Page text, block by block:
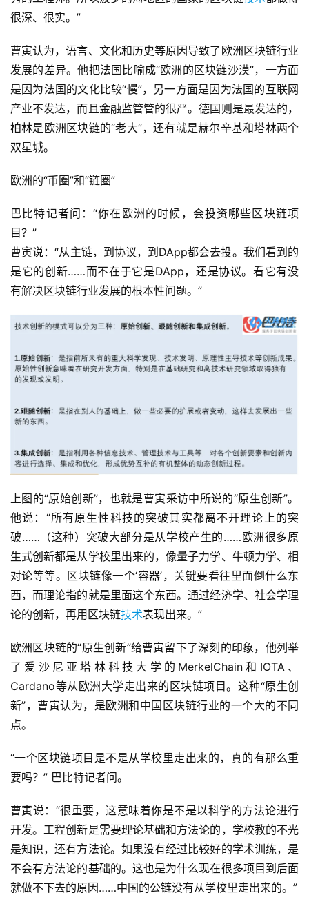
很深、很实。”
曹寅认为，语言、文化和历史等原因导致了欧洲区块链行业
发展的差异。他把法国比喻成“欧洲的区块链沙漠”，一方面
是因为法国的文化比较“慢”，另一方面是因为法国的互联网
产业不发达，而且金融监管管的很严。德国则是最发达的，
柏林是欧洲区块链的“老大”，还有就是赫尔辛基和塔林两个
双星城。
欧洲的“币圈”和“链圈”
巴比特记者问：“你在欧洲的时候，会投资哪些区块链项
目？”
曹寅说：“从主链，到协议，到DApp都会去投。我们看到的
是它的创新……而不在于它是DApp，还是协议。看它有没
有解决区块链行业发展的根本性问题。”
上图的“原始创新”，也就是曹寅采访中所说的“原生创新”。
他说：“所有原生性科技的突破其实都离不开理论上的突
破……（这种）突破大部分是从学校产生的……欧洲很多原
生式创新都是从学校里出来的，像量子力学、牛顿力学、相
对论等等。区块链像一个‘容器’，关键要看往里面倒什么东
西，而理论指的就是里面这个东西。通过经济学、社会学理
论的创新，再用区块链技术表现出来。”
欧洲区块链的“原生创新”给曹寅留下了深刻的印象，他列举
了爱沙尼亚塔林科技大学的MerkelChain和IOTA、
Cardano等从欧洲大学走出来的区块链项目。这种“原生创
新”，曹寅认为，是欧洲和中国区块链行业的一个大的不同
点。
“一个区块链项目是不是从学校里走出来的，真的有那么重
要吗？” 巴比特记者问。
曹寅说：“很重要，这意味着你是不是以科学的方法论进行
开发。工程创新是需要理论基础和方法论的，学校教的不光
是知识，还有方法论。如果没有经过比较好的学术训练，是
不会有方法论的基础的。这也是为什么现在很多项目到后面
就做不下去的原因……中国的公链没有从学校里走出来的。”